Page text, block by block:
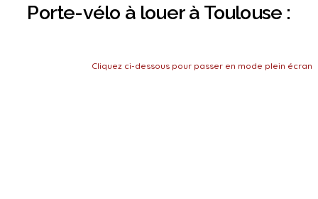
Porte-vélo à louer à Toulouse :
Cliquez ci-dessous pour passer en mode plein écran